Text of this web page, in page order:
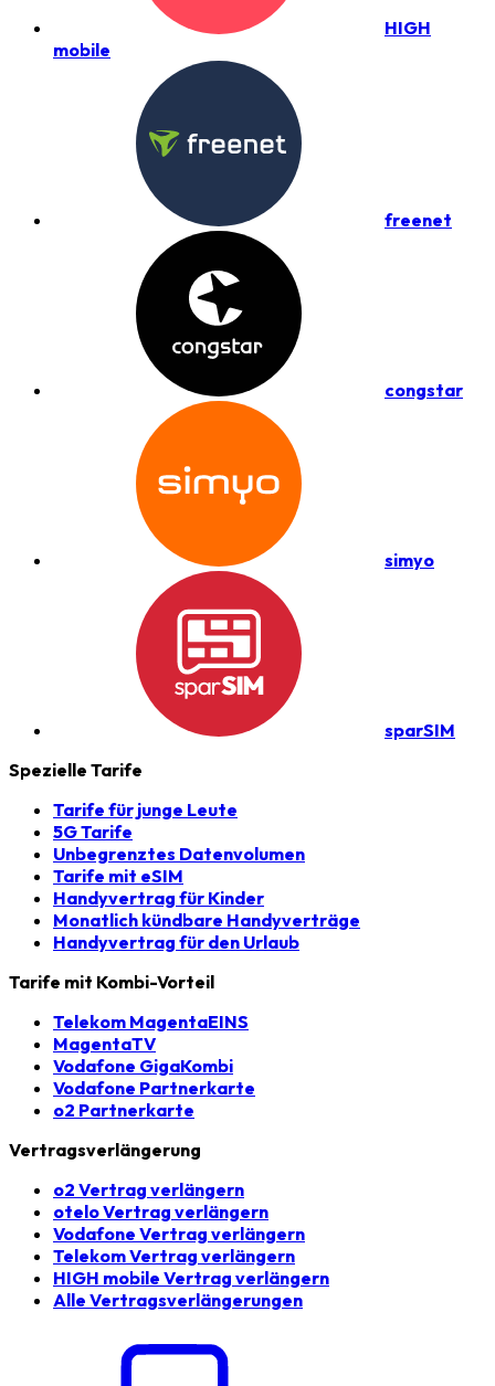
HIGH
mobile
freenet
congstar
simyo
sparSIM
Spezielle Tarife
Tarife für junge Leute
5G Tarife
Unbegrenztes Datenvolumen
Tarife mit eSIM
Handyvertrag für Kinder
Monatlich kündbare Handyverträge
Handyvertrag für den Urlaub
Tarife mit Kombi-Vorteil
Telekom MagentaEINS
MagentaTV
Vodafone GigaKombi
Vodafone Partnerkarte
o2 Partnerkarte
Vertragsverlängerung
o2 Vertrag verlängern
otelo Vertrag verlängern
Vodafone Vertrag verlängern
Telekom Vertrag verlängern
HIGH mobile Vertrag verlängern
Alle Vertragsverlängerungen